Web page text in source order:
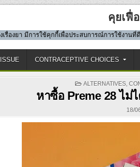
คุยเฟื่
เรื่องยา มีการใช้คุกกี้เพื่อประสบการณ์การใช้งาน
CONTRACEPTIVE CHOICES
POSTED
ALTERNATIVES,
หาซื้อ Preme 28 ไ
18/